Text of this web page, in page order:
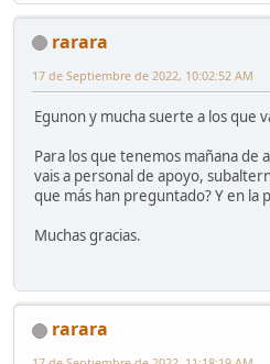
rarara
17 de Septiembre de 2022, 10:02:52 AM
Egunon y mucha suerte a los que
Para los que tenemos mañana de
vais a personal de apoyo,
que más han preguntado? Y en la
Muchas gracias.
rarara